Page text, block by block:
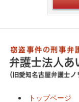
トップページ